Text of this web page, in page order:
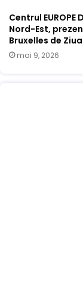
Centrul EUROPE
Nord-Est,
Bruxelles de
mai 9, 2026